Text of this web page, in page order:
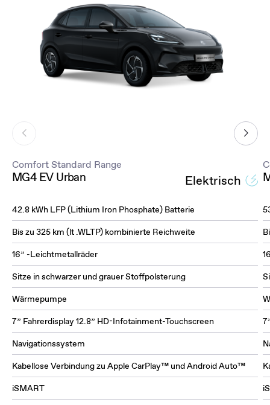
Comfort Standard Range
MG4 EV Urban Elektrisch
42.8 kWh LFP (Lithium Iron Phosphate) Batterie
Bis zu 325 km (lt .WLTP) kombinierte Reichweite
16” -Leichtmetallräder
Sitze in schwarzer und grauer Stoffpolsterung
Wärmepumpe
7” Fahrerdisplay 12.8” HD-Infotainment-Touchscreen
Navigationssystem
Kabellose Verbindung zu Apple CarPlay™ und Android Auto™
iSMART